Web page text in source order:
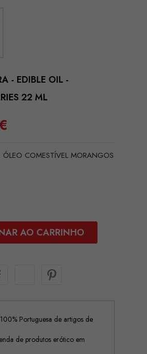
- EDIBLE OIL -
22 ML
ÓLEO COMESTÍVEL MORANGOS
AO CARRINHO
Portuguesa de artigos de
de produtos erótico em